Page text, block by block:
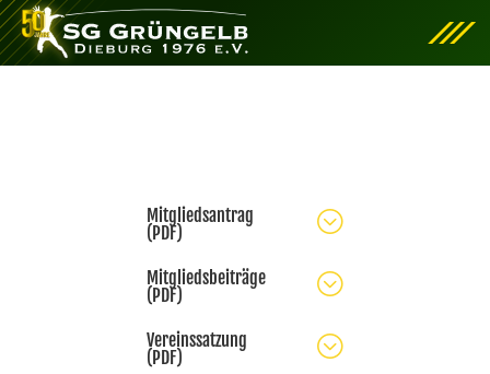
Mitgliedsantrag
(PDF)
;
Mitgliedsbeiträge
(PDF)
;
Vereinssatzung
(PDF)
;